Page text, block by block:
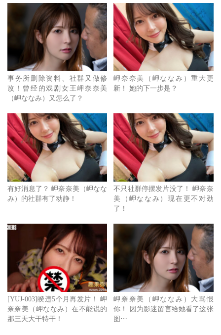
首先，经纪人说了，她和事务所没有问题，是因为个人因素
暂时关机，会休多久不知道，当时双方的约定是等岬ななみ
事务所删除资料、社群又做修
改！曾经的戏剧女王岬奈奈美
（岬ななみ）又怎么了？
岬奈奈美（岬ななみ）重大更
新！ 她的下一步是？
有好消息了？ 岬奈奈美（岬なな
み）的社群有了动静！
不只社群停摆发片没了！ 岬奈奈
美（岬ななみ）现在更不对劲
了！
[YUJ-003]睽违5个月再发片！ 岬
奈奈美（岬ななみ）在不能说的
那三天大干特干！
岬奈奈美（岬ななみ）大骂恨
你！ 因为影迷留言给她看了这张
图⋯